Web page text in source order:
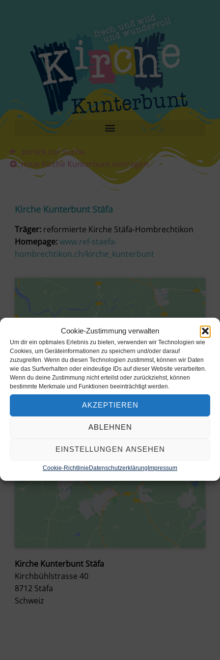
Cookie-Zustimmung verwalten
Um dir ein optimales Erlebnis zu bieten, verwenden wir Technologien wie
Cookies, um Geräteinformationen zu speichern und/oder darauf
zuzugreifen. Wenn du diesen Technologien zustimmst, können wir Daten
wie das Surfverhalten oder eindeutige IDs auf dieser Website verarbeiten.
Wenn du deine Zustimmung nicht erteilst oder zurückziehst, können
bestimmte Merkmale und Funktionen beeinträchtigt werden.
AKZEPTIEREN
ABLEHNEN
EINSTELLUNGEN ANSEHEN
Cookie-RichtlinieDatenschutzerklärungImpressum
zurück zur Suche
neue Kirche Kunterbunt eintragen
Kirche Kunterbunt Stäfa
Träger: reformierte Kirche Stäfa-Hombrechtikon
Homepage:www.ref-staefa-
hombrechtikon.ch/kirche_kunterbunt
Klicke hier, um Marketing-Cookies
aktivieren
Kirche Kunterbunt Stäfa
Kirchbühlstrasse 40
8712 Stäfa
Schweiz